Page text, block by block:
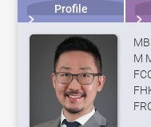
Profile
M